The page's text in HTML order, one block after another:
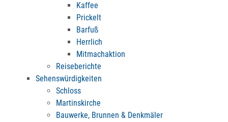
Kaffee
Prickelt
Barfuß
Herrlich
Mitmachaktion
Reiseberichte
Sehenswürdigkeiten
Schloss
Martinskirche
Bauwerke, Brunnen & Denkmäler